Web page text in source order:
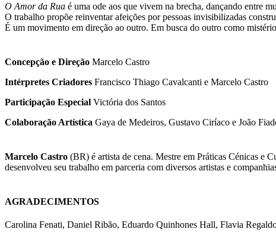
O Amor da Rua é uma ode aos que vivem na brecha, dançando entre
O trabalho propõe reinventar afeições por pessoas invisibilizadas
É um movimento em direção ao outro. Em busca do outro como
Concepção e Direção Marcelo Castro
Intérpretes Criadores Francisco Thiago Cavalcanti e Marcelo Castro
Participação Especial Victória dos Santos
Colaboração Artística Gaya de Medeiros, Gustavo Ciríaco e João
Marcelo Castro (BR) é artista de cena. Mestre em Práticas Cénicas e
desenvolveu seu trabalho em parceria com diversos artistas e
AGRADECIMENTOS
Carolina Fenati, Daniel Ribão, Eduardo Quinhones Hall, Flavia